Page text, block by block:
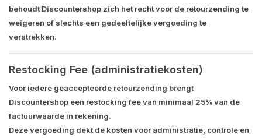
behoudt Discountershop zich het recht voor de retourzending te
weigeren of slechts een gedeeltelijke vergoeding te
verstrekken.
Restocking Fee (administratiekosten)
Voor iedere geaccepteerde retourzending brengt
Discountershop een restocking fee van minimaal 25% van de
factuurwaarde in rekening.
Deze vergoeding dekt de kosten voor administratie, controle en